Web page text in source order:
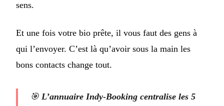
sens.
Et une fois votre bio prête, il vous faut des gens à
qui l’envoyer. C’est là qu’avoir sous la main les
bons contacts change tout.
🎯 L’annuaire Indy-Booking centralise les 5